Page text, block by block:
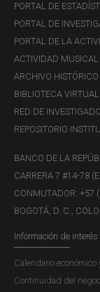
PORTAL DE
PORTAL DE
PORTAL DE LA
ACTIVIDAD MUSICAL
ARCHIVO HISTÓRICO
BIBLIOTECA VIRTUAL
RED DE
REPOSITORIO
BANCO DE LA
CARRERA 7 #14-78
CONMUTADOR: +57
BOGOTÁ, D. C.,
Información de interés
Calendario
Continuidad del